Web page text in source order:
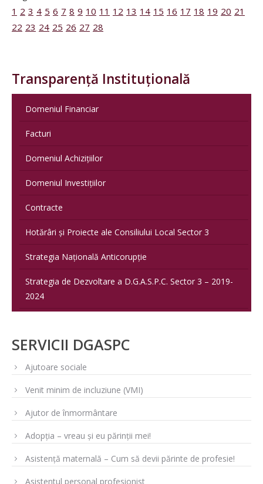
1 2 3 4 5 6 7 8 9 10 11 12 13 14 15 16 17 18 19 20 21
22 23 24 25 26 27 28
Transparență Instituțională
Domeniul Financiar
Facturi
Domeniul Achizițiilor
Domeniul Investițiilor
Contracte
Hotărâri și Proiecte ale Consiliului Local Sector 3
Strategia Națională Anticorupție
Strategia de Dezvoltare a D.G.A.S.P.C. Sector 3 – 2019-
2024
SERVICII DGASPC
Ajutoare sociale
Venit minim de incluziune (VMI)
Ajutor de înmormântare
Adopția – vreau și eu părinții mei!
Asistență maternală – Cum să devii părinte de profesie!
Asistentul personal profesionist